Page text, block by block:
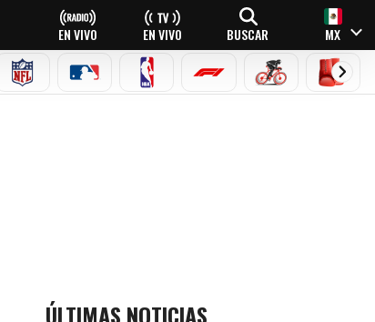
EN VIVO EN VIVO BUSCAR MX
NFL MLB NBA FÓRMULA 1CICLISMOBOXEO
ÚLTIMAS NOTICIAS